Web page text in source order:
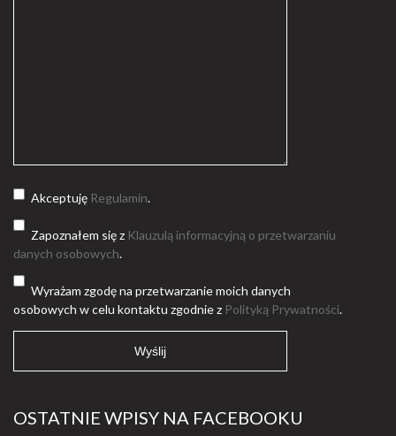
Akceptuję Regulamin.
Zapoznałem się z Klauzulą informacyjną o przetwarzaniu
danych osobowych.
Wyrażam zgodę na przetwarzanie moich danych
osobowych w celu kontaktu zgodnie z Polityką Prywatności.
OSTATNIE WPISY NA FACEBOOKU